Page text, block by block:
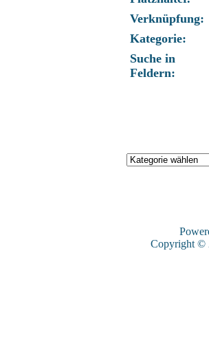
Verknüpfung:
Kategorie:
Suche in
Feldern:
Copyright ©